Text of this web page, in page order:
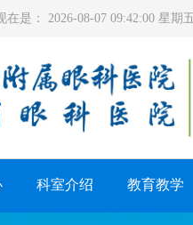
在是： 2026-08-07 09:42:00 星期五
科室介绍 教育教学